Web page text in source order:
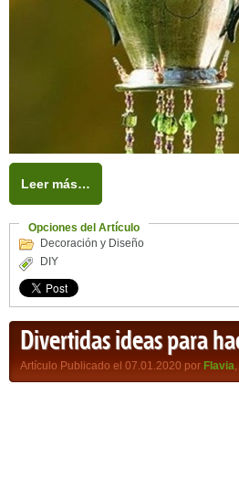
Leer más…
Opciones del Artículo
Decoración y Diseño
DIY
Divertidas ideas para
Artículo Publicado el 07.01.2020 por Flavia,